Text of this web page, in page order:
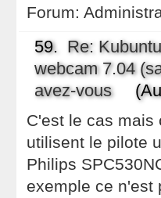
Forum:
59. Re:
webcam 7.04
avez-vous
C'est le cas mais
utilisent le pilote
Philips
exemple ce n'est